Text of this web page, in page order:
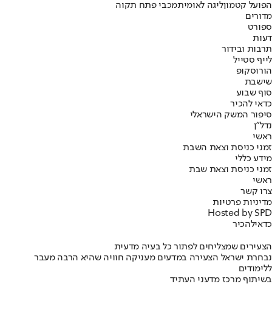
הפועל קטמוןליגה לאומיתמכבי פתח תקוה
מדורים
ספורט
דעות
תרבות ובידור
לייף סטייל
הורוסקופ
שישבת
סוף שבוע
כדאי להכיר
סיפור המשק הישראלי
נדל"ן
ראשי
זמני כניסת וצאת השבת
מידע כללי
זמני כניסת וצאת שבת
ראשי
צרו קשר
מדיניות פרטיות
Hosted by SPD
כדאילהכיר
הצעירים שמצליחים לפתור כל בעיה מדעית
נבחרת ישראל הצעירה במדעים מעניקה חוויה שהיא הרבה מעבר
ללימודים
בשיתוף מרכז מדעני העתיד